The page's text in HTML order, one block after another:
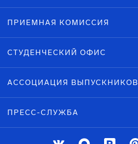
ПРИЕМНАЯ КОМИССИЯ
СТУДЕНЧЕСКИЙ ОФИС
АССОЦИАЦИЯ ВЫПУСКНИКОВ
ПРЕСС-СЛУЖБА